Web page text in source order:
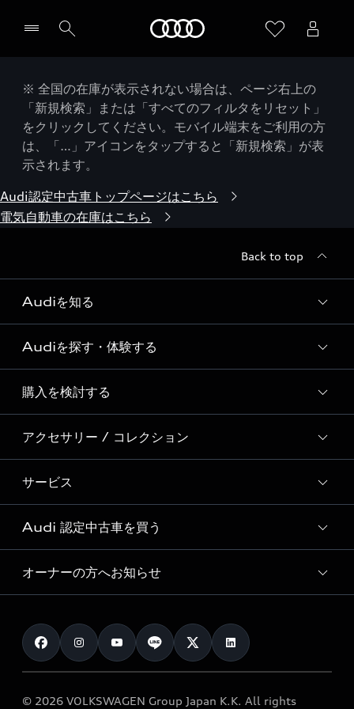
※ 全国の在庫が表示されない場合は、ページ右上の
「新規検索」または「すべてのフィルタをリセット」
をクリックしてください。モバイル端末をご利用の方
は、「…」アイコンをタップすると「新規検索」が表
示されます。
Audi認定中古車トップページはこちら
電気自動車の在庫はこちら
Back to top
Audiを知る
Audi ブランド
Story of Progress
Audi Sport
Formula 1®
デジタルサービス
Audiを探す・体験する
ディーラー検索
新車在庫検索
試乗車・展示車検索
見積り依頼
試乗予約
購入を検討する
モデル一覧
特別仕様モデル / 限定モデル
e-tronラインアップ
価格シミュレーション
車両比較
カタログ一覧
アクセサリー / コレクション
純正アクセサリー
オンラインショップ
Audi collection
アウディナビアプリ
サービス
サービス入庫予約
サービスプログラム
メンテナンス
車検 / 定期点検
e-tronアフターサポート
Audi 認定中古車を買う
Audi認定中古車
クオリティ
保証
メンテナンス
オーナーの方へお知らせ
お知らせ
オーナー様向けキャンペーン
© 2026 VOLKSWAGEN Group Japan K.K. All rights